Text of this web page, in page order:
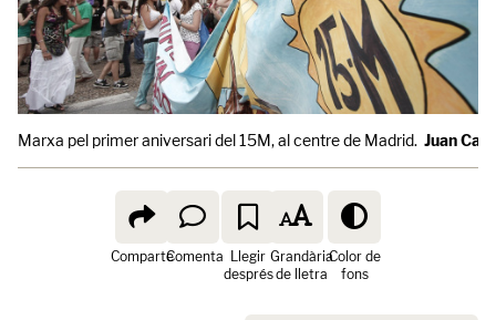
Marxa pel primer aniversari del 15M, al centre de Madrid. Juan
ComparteComenta Llegir
després
Grandària
de lletra
Color de
fons